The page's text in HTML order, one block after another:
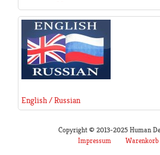
English / Russian
Copyright © 2013-2025 Human
Impressum
Warenkorb